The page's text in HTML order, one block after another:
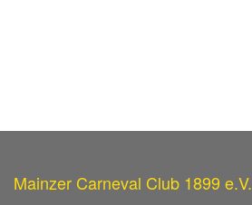
Mainzer Carneval Club 1899 e.V.